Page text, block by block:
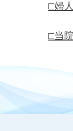
□婦
□当